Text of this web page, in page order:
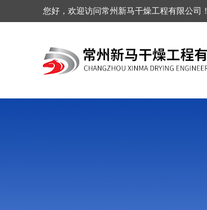
您好，欢迎访问常州新马干燥工程有限公司！